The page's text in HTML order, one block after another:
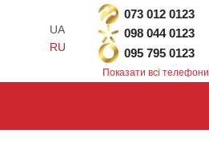
UA
RU
073 012 0123
098 044 0123
095 795 0123
Показати всі телефони